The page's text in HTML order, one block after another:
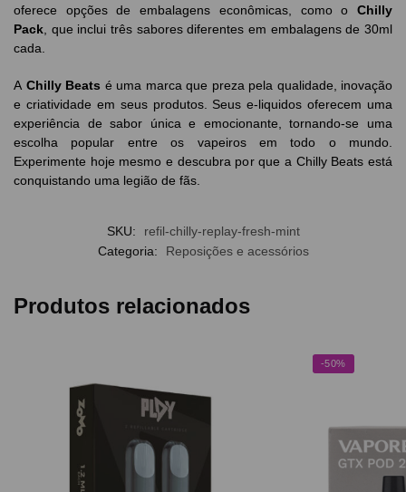
oferece opções de embalagens econômicas, como o Chilly
Pack , que inclui três sabores diferentes em embalagens de 30ml
cada.
A Chilly Beats é uma marca que preza pela qualidade, inovação
e criatividade em seus produtos. Seus e-liquidos oferecem uma
experiência de sabor única e emocionante, tornando-se uma
escolha popular entre os vapeiros em todo o mundo.
Experimente hoje mesmo e descubra por que a Chilly Beats está
conquistando uma legião de fãs.
SKU:
refil-chilly-replay-fresh-mint
Categoria:
Reposições e acessórios
Produtos relacionados
-50%